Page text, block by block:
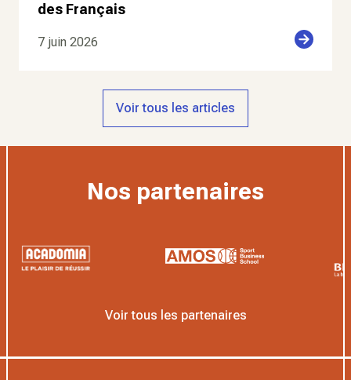
des Français
7 juin 2026
Voir tous les articles
Nos partenaires
Voir tous les partenaires